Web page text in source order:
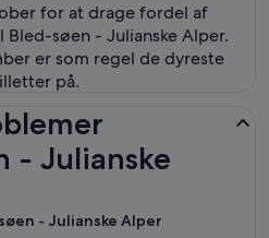
for at drage fordel af
søen - Julianske Alper.
er som regel de dyreste
på.
- Julianske
- Julianske Alper
Alper